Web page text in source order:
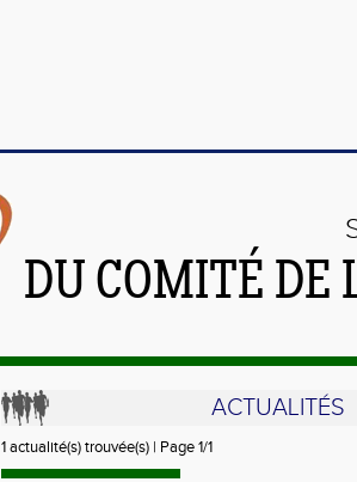
DU COMITÉ
ACTUALITÉS
1 actualité(s) trouvée(s) | Page 1/1